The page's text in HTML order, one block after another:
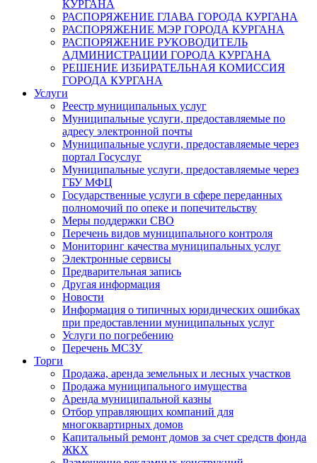
КУРГАНА
РАСПОРЯЖЕНИЕ ГЛАВА ГОРОДА КУРГАНА
РАСПОРЯЖЕНИЕ МЭР ГОРОДА КУРГАНА
РАСПОРЯЖЕНИЕ РУКОВОДИТЕЛЬ
АДМИНИСТРАЦИИ ГОРОДА КУРГАНА
РЕШЕНИЕ ИЗБИРАТЕЛЬНАЯ КОМИССИЯ
ГОРОДА КУРГАНА
Услуги
Реестр муниципальных услуг
Муниципальные услуги, предоставляемые по
адресу электронной почты
Муниципальные услуги, предоставляемые через
портал Госуслуг
Муниципальные услуги, предоставляемые через
ГБУ МФЦ
Государственные услуги в сфере переданных
полномочий по опеке и попечительству
Меры поддержки СВО
Перечень видов муниципального контроля
Мониторинг качества муниципальных услуг
Электронные сервисы
Предварительная запись
Другая информация
Новости
Информация о типичных юридических ошибках
при предоставлении муниципальных услуг
Услуги по погребению
Перечень МСЗУ
Торги
Продажа, аренда земельных и лесных участков
Продажа муниципального имущества
Аренда муниципальной казны
Отбор управляющих компаний для
многоквартирных домов
Капитальный ремонт домов за счет средств фонда
ЖКХ